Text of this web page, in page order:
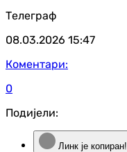
Телеграф
08.03.2026 15:47
Коментари:
0
Подијели:
Линк је копиран!